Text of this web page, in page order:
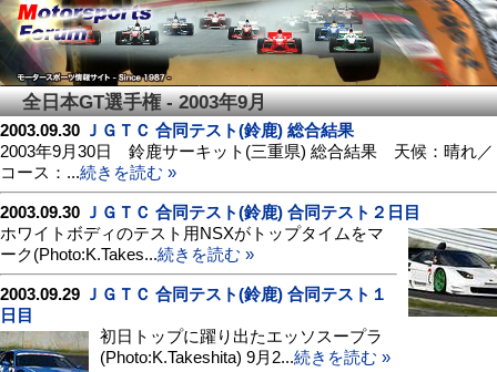
全日本GT選手権 - 2003年9月
2003.09.30 ＪＧＴＣ 合同テスト(鈴鹿) 総合結果
2003年9月30日 鈴鹿サーキット(三重県) 総合結果 天候：晴れ／
コース：...続きを読む »
2003.09.30 ＪＧＴＣ 合同テスト(鈴鹿) 合同テスト２日目
ホワイトボディのテスト用NSXがトップタイムをマ
ーク(Photo:K.Takes...続きを読む »
2003.09.29 ＪＧＴＣ 合同テスト(鈴鹿) 合同テスト１
日目
初日トップに躍り出たエッソスープラ
(Photo:K.Takeshita) 9月2...続きを読む »